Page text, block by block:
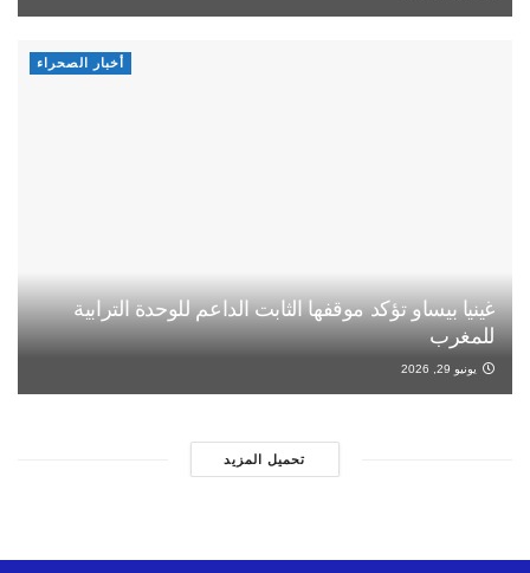
أخبار الصحراء
غينيا بيساو تؤكد موقفها الثابت الداعم للوحدة الترابية
للمغرب
يونيو 29, 2026
تحميل المزيد